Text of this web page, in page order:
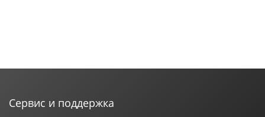
Сервис и поддержка